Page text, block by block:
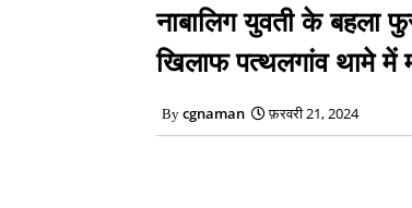
नाबालिग युवती के
खिलाफ पत्थलगांव थामे में
cgnaman फ़रवरी 21, 2024